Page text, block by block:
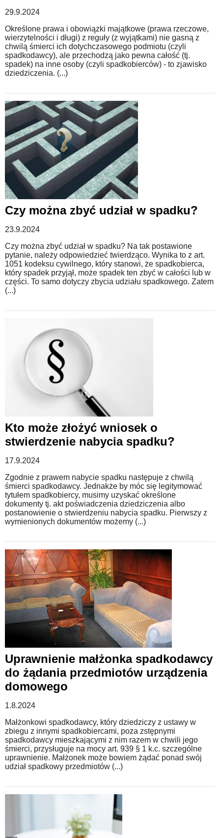
29.9.2024
Określone prawa i obowiązki majątkowe (prawa rzeczowe,
wierzytelności i długi) z reguły (z wyjątkami) nie gasną z
chwilą śmierci ich dotychczasowego podmiotu (czyli
spadkodawcy), ale przechodzą jako pewna całość (tj.
spadek) na inne osoby (czyli spadkobierców) - to zjawisko
dziedziczenia. (...)
Czy można zbyć udział w spadku?
23.9.2024
Czy można zbyć udział w spadku? Na tak postawione
pytanie, należy odpowiedzieć twierdząco. Wynika to z art.
1051 kodeksu cywilnego, który stanowi, że spadkobierca,
który spadek przyjął, może spadek ten zbyć w całości lub w
części. To samo dotyczy zbycia udziału spadkowego. Zatem
(...)
Kto może złożyć wniosek o
stwierdzenie nabycia spadku?
17.9.2024
Zgodnie z prawem nabycie spadku następuje z chwilą
śmierci spadkodawcy. Jednakże by móc się legitymować
tytułem spadkobiercy, musimy uzyskać określone
dokumenty tj. akt poświadczenia dziedziczenia albo
postanowienie o stwierdzeniu nabycia spadku. Pierwszy z
wymienionych dokumentów możemy (...)
Uprawnienie małżonka spadkodawcy
do żądania przedmiotów urządzenia
domowego
1.8.2024
Małżonkowi spadkodawcy, który dziedziczy z ustawy w
zbiegu z innymi spadkobiercami, poza zstępnymi
spadkodawcy mieszkającymi z nim razem w chwili jego
śmierci, przysługuje na mocy art. 939 § 1 k.c. szczególne
uprawnienie. Małżonek może bowiem żądać ponad swój
udział spadkowy przedmiotów (...)